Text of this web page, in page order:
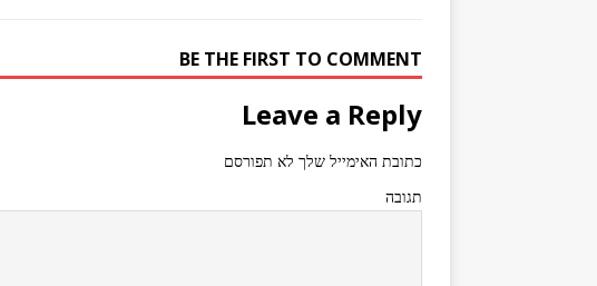
BE THE FIRST TO COMMENT
Leave a Reply
כתובת האימייל שלך לא תפורסם
תגובה